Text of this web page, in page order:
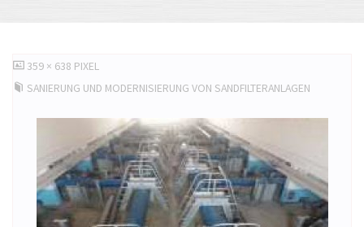
ORIGINALGRÖSSE
359 × 638 PIXEL
SANIERUNG UND MODERNISIERUNG VON SANDFILTERANLAGEN